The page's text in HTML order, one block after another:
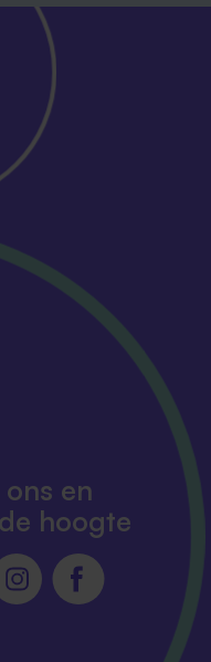
en
hoogte